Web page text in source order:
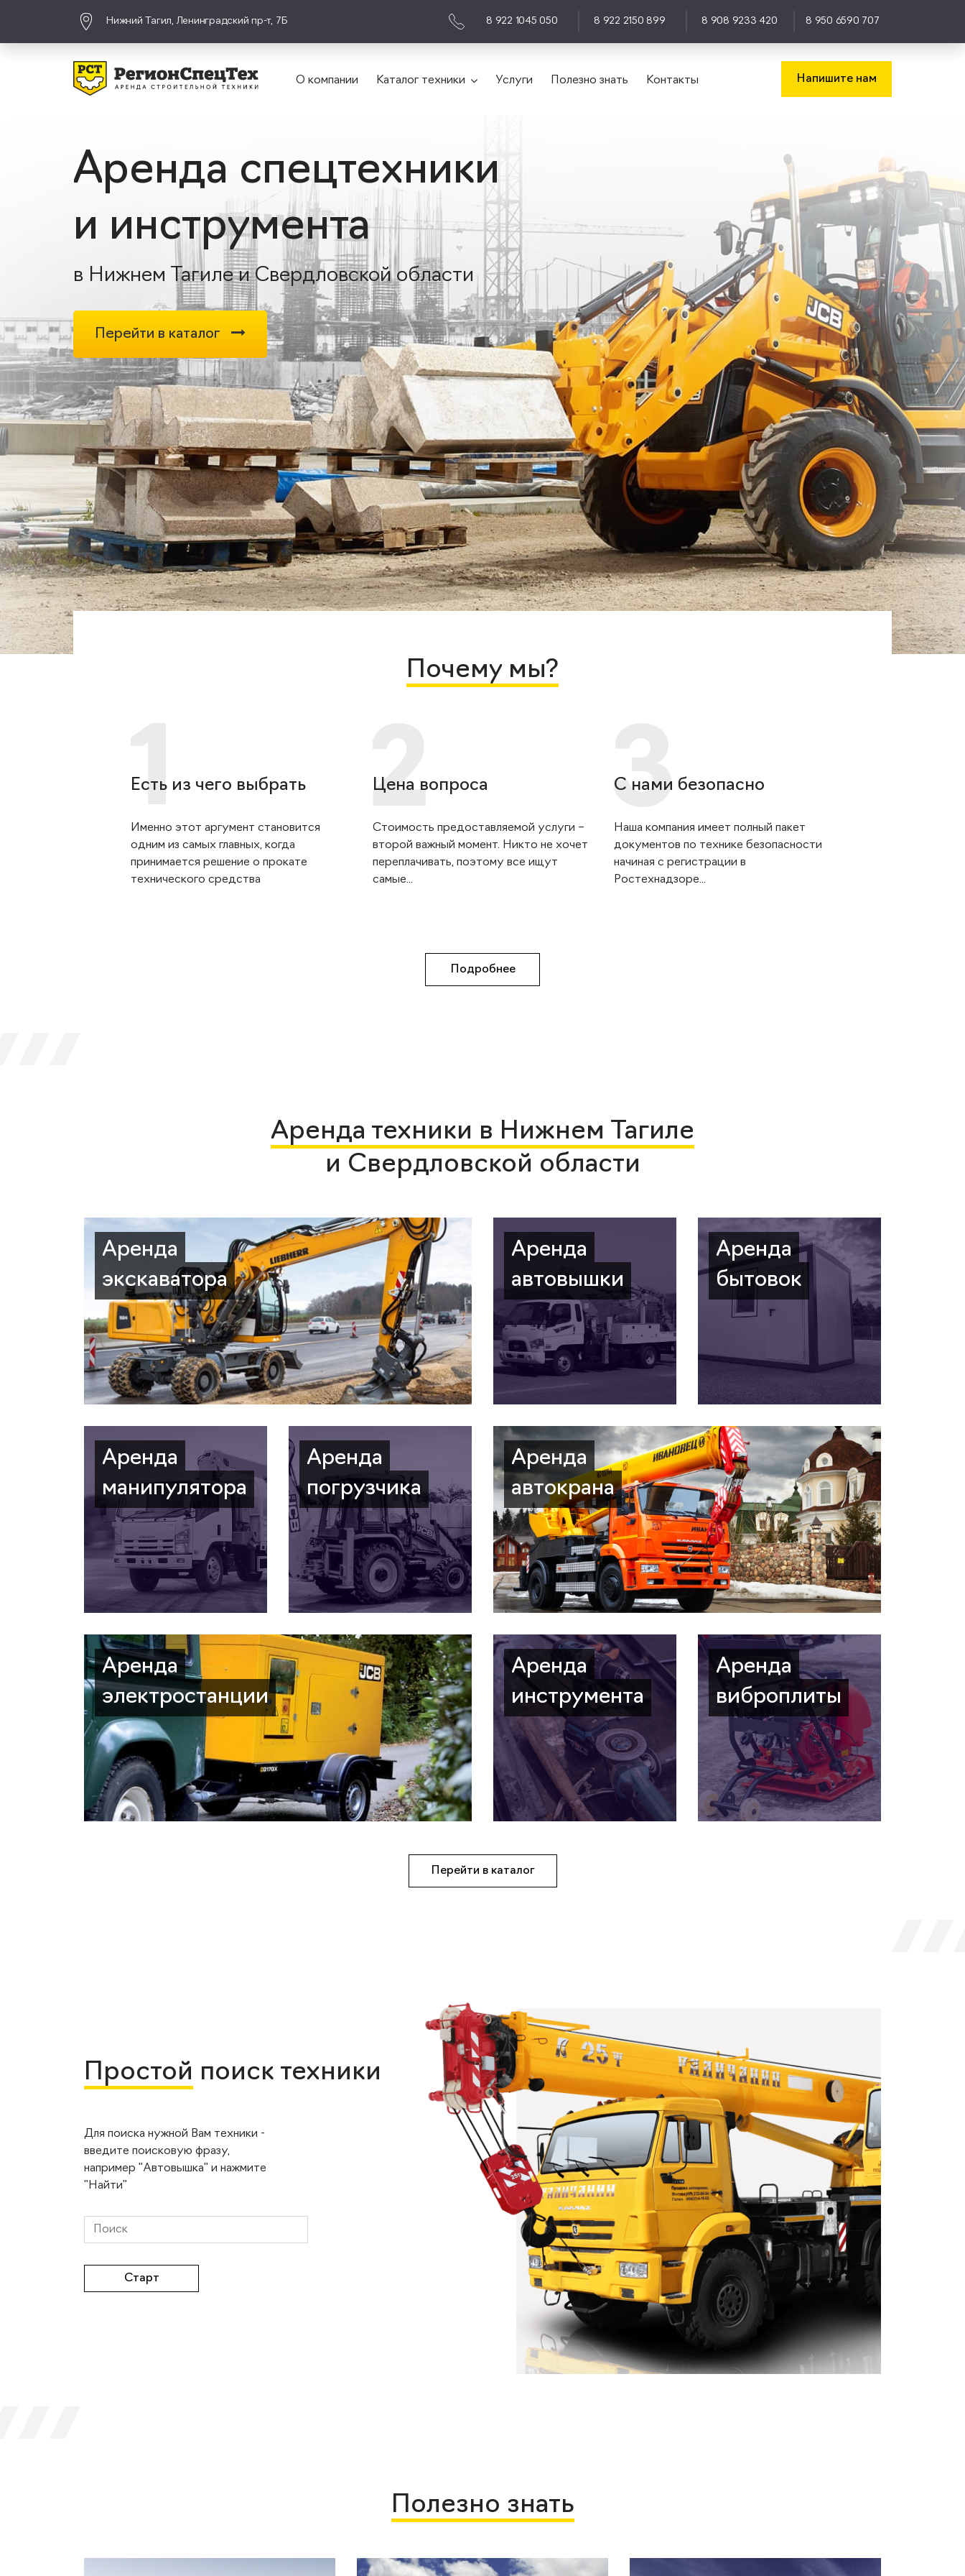
Нижний Тагил, Ленинградский пр-т, 7Б 8 922 1045 050 8 922 2150 899 8 908 9233 420 8 950 6590 707
О компании Каталог техники Услуги Полезно знать Контакты Напишите нам
Аренда спецтехники
и инструмента
в Нижнем Тагиле и Свердловской области
Перейти в каталог
Почему мы?
Есть из чего выбрать
Именно этот аргумент становится
одним из самых главных, когда
принимается решение о прокате
технического средства
Цена вопроса
Стоимость предоставляемой услуги –
второй важный момент. Никто не хочет
переплачивать, поэтому все ищут
самые...
С нами безопасно
Наша компания имеет полный пакет
документов по технике безопасности
начиная с регистрации в
Ростехнадзоре...
Подробнее
Аренда техники в Нижнем Тагиле
и Свердловской области
Аренда
экскаватора
Аренда
автовышки
Аренда
бытовок
Аренда
манипулятора
Аренда
погрузчика
Аренда
автокрана
Аренда
электростанции
Аренда
инструмента
Аренда
виброплиты
Перейти в каталог
Простой поиск техники
Для поиска нужной Вам техники -
введите поисковую фразу,
например "Автовышка" и нажмите
"Найти"
Полезно знать